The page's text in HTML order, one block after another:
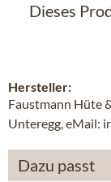
Dieses
Hersteller:
Faustmann Hüte
Unteregg, eMail:
Dazu passt